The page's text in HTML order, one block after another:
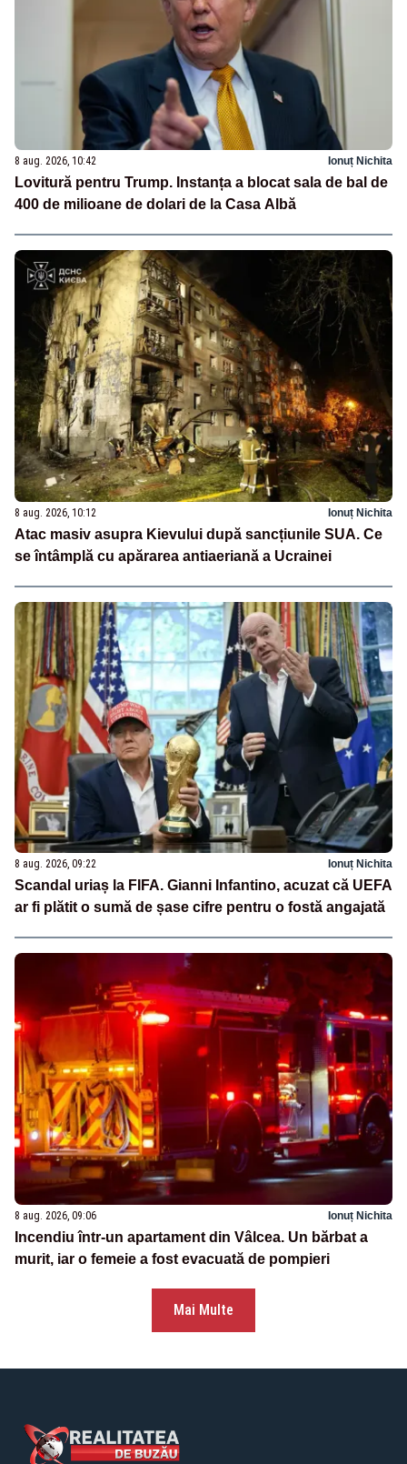
8 aug. 2026, 10:42 Ionuț Nichita
Lovitură pentru Trump. Instanța a blocat sala de bal de
400 de milioane de dolari de la Casa Albă
8 aug. 2026, 10:12 Ionuț Nichita
Atac masiv asupra Kievului după sancțiunile SUA. Ce
se întâmplă cu apărarea antiaeriană a Ucrainei
8 aug. 2026, 09:22 Ionuț Nichita
Scandal uriaș la FIFA. Gianni Infantino, acuzat că UEFA
ar fi plătit o sumă de șase cifre pentru o fostă angajată
8 aug. 2026, 09:06 Ionuț Nichita
Incendiu într-un apartament din Vâlcea. Un bărbat a
murit, iar o femeie a fost evacuată de pompieri
Mai Multe